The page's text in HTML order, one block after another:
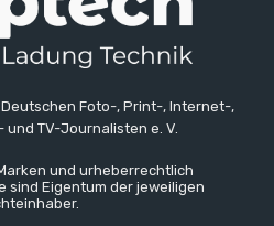
Foto-, Print-, Internet-,
und TV-Journalisten e. V.
und urheberrechtlich
sind Eigentum der jeweiligen